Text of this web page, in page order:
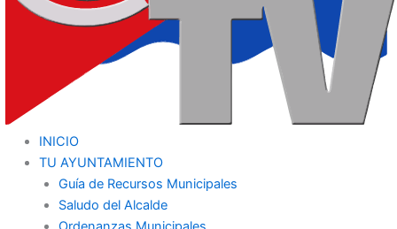
INICIO
TU AYUNTAMIENTO
Guía de Recursos Municipales
Saludo del Alcalde